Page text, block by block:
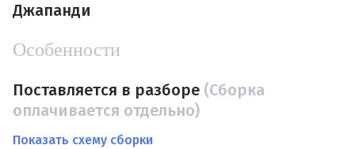
Джапанди
Особенности
Поставляется в разборе (Сборка
оплачивается отдельно)
Показать схему сборки